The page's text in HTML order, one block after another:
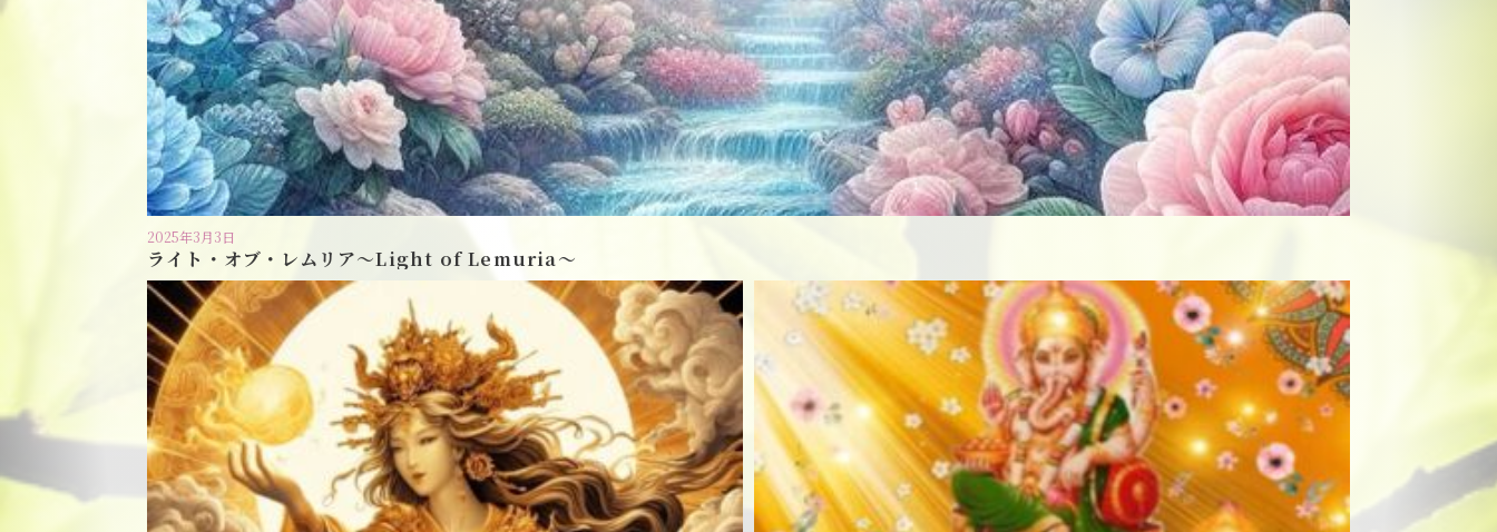
2025年3月3日
ライト・オブ・レムリア〜Light of Lemuria〜